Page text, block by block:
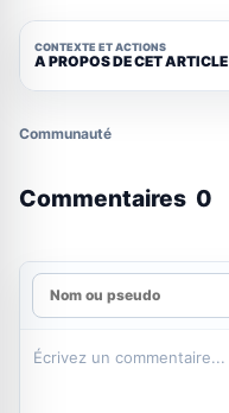
CONTEXTE ET ACTIONS
A PROPOS DE CET ARTICLE
Communauté
Commentaires 0